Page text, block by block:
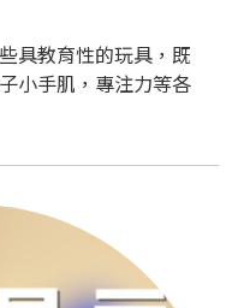
具教育性的玩具，既
小手肌，專注力等各